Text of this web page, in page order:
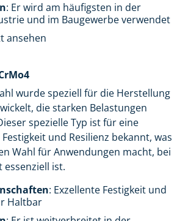
: Er wird am häufigsten in der
und im Baugewerbe verwendet
ansehen
wurde speziell für die Herstellung
die starken Belastungen
spezielle Typ ist für eine
und Resilienz bekannt, was
Wahl für Anwendungen macht, bei
ist.
: Exzellente Festigkeit und
Haltbar